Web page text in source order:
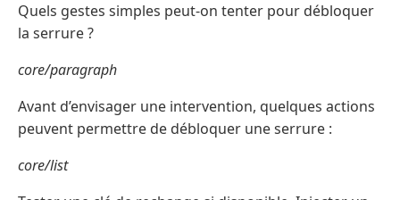
Quels gestes simples peut-on tenter pour débloquer
la serrure ?
core/paragraph
Avant d’envisager une intervention, quelques actions
peuvent permettre de débloquer une serrure :
core/list